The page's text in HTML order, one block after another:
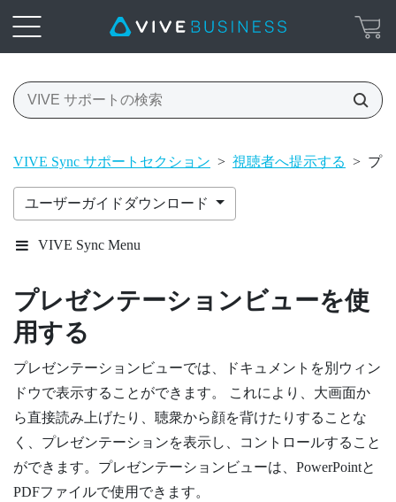
VIVE Sync サポートセクション > 視聴者へ提示する > プ
ユーザーガイドダウンロード
VIVE Sync Menu
プレゼンテーションビューを使
用する
プレゼンテーションビューでは、ドキュメントを別ウィン
ドウで表示することができます。 これにより、大画面か
ら直接読み上げたり、聴衆から顔を背けたりすることな
く、プレゼンテーションを表示し、コントロールすること
ができます。プレゼンテーションビューは、 PowerPointと
PDFファイルで使用できます。